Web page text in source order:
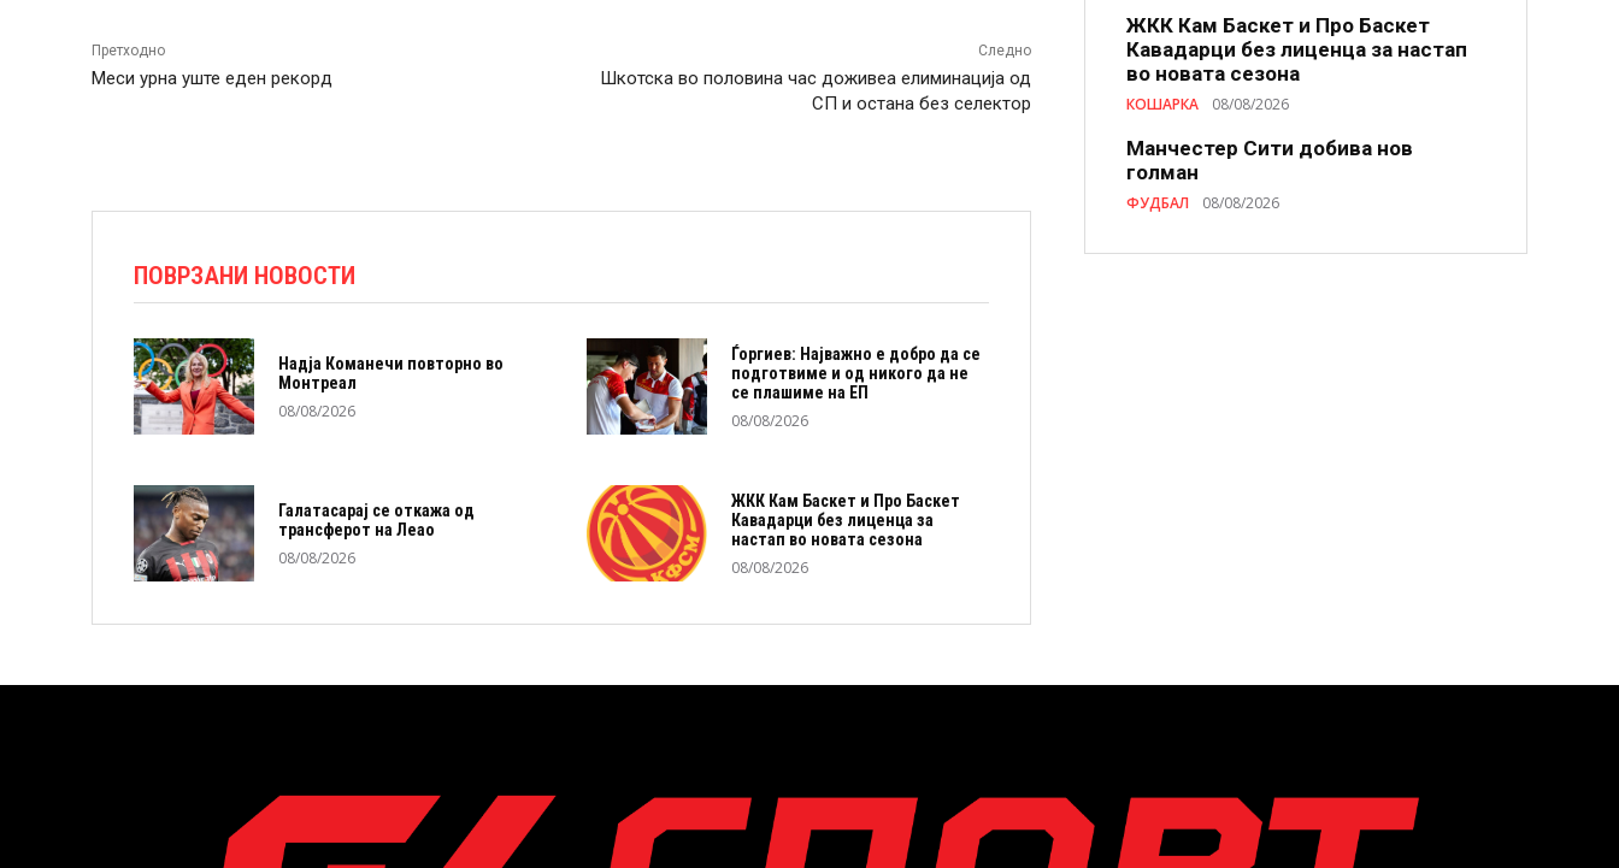
Претходно
Меси урна уште еден рекорд
Следно
Шкотска во половина час доживеа елиминација од
СП и остана без селектор
ПОВРЗАНИ НОВОСТИ
Надја Команечи повторно во
Монтреал
08/08/2026
Ѓоргиев: Најважно е добро да се
подготвиме и од никого да не
се плашиме на ЕП
08/08/2026
Галатасарај се откажа од
трансферот на Леао
08/08/2026
ЖКК Кам Баскет и Про Баскет
Кавадарци без лиценца за
настап во новата сезона
08/08/2026
ЖКК Кам Баскет и Про Баскет
Кавадарци без лиценца за настап
во новата сезона
КОШАРКА 08/08/2026
Манчестер Сити добива нов
голман
ФУДБАЛ 08/08/2026